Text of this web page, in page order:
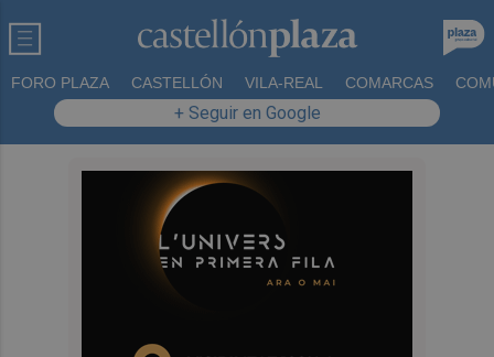
FORO PLAZA CASTELLÓN VILA-REAL COMARCAS
+ Seguir en Google